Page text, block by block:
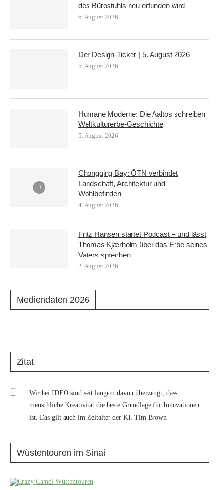
des Bürostuhls neu erfunden wird
6. August 2026
Der Design-Ticker | 5. August 2026
5. August 2026
Humane Moderne: Die Aaltos schreiben
Weltkulturerbe-Geschichte
5. August 2026
Chongqing Bay: ŌTN verbindet
Landschaft, Architektur und
Wohlbefinden
4. August 2026
Fritz Hansen startet Podcast – und lässt
Thomas Kjærholm über das Erbe seines
Vaters sprechen
2. August 2026
Mediendaten 2026
Zitat
Wir bei IDEO sind seit langem davon überzeugt, dass
menschliche Kreativität die beste Grundlage für Innovationen
ist. Das gilt auch im Zeitalter der KI. Tim Brown
Wüstentouren im Sinai